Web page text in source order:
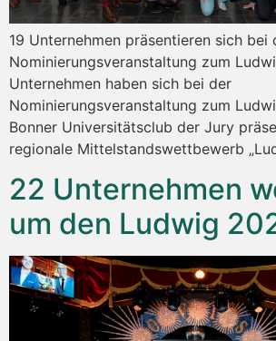
19 Unternehmen präsentieren sich bei
Nominierungsveranstaltung zum
Unternehmen haben sich bei der
Nominierungsveranstaltung zum
Bonner Universitätsclub der Jury
regionale Mittelstandswettbewerb
22 Unternehmen
um den Ludwig